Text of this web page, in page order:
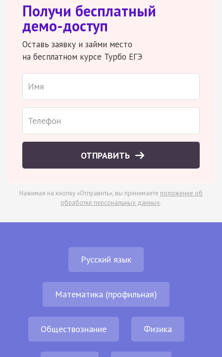
Получи бесплатный
демо-доступ
Оставь заявку и займи место
на бесплатном курсе Турбо ЕГЭ
ОТПРАВИТЬ
Нажимая на кнопку «Отправить», вы принимаете положение об
обработке персональных данных.
Русский язык
Математика (профильная)
Обществознание Физика